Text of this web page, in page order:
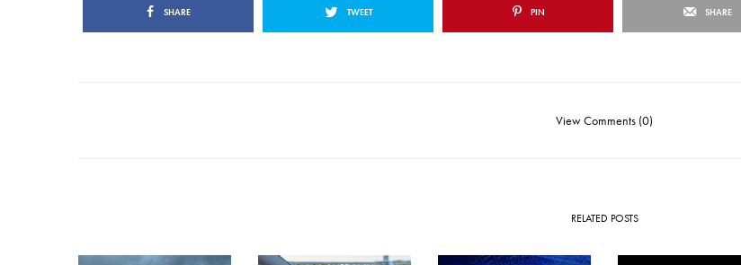
SHARE TWEET PIN SHARE
View Comments (0)
RELATED POSTS